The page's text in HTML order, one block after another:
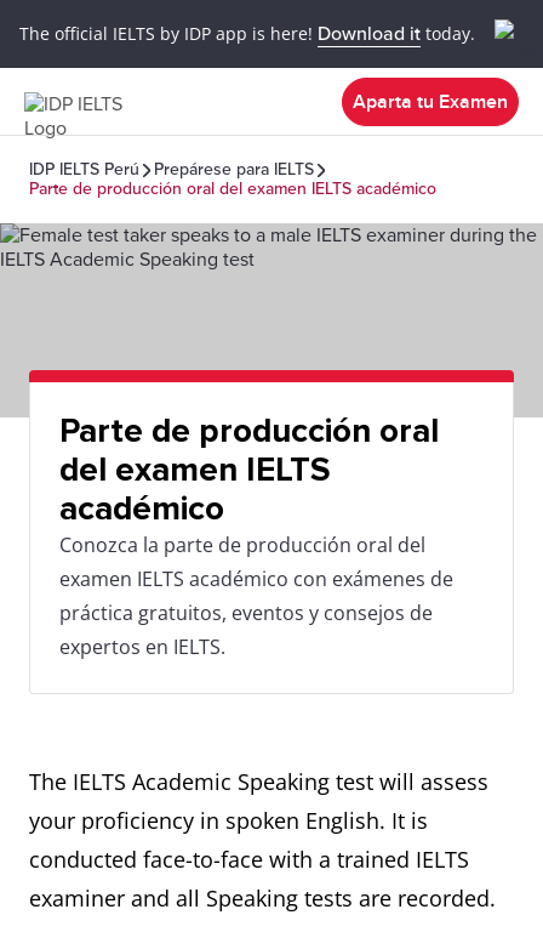
The official IELTS by IDP app is here! Download it today.
Aparta tu Examen
IDP IELTS Perú
Prepárese para IELTS
Parte de producción oral del examen IELTS académico
Parte de producción oral
del examen IELTS
académico
Conozca la parte de producción oral del
examen IELTS académico con exámenes de
práctica gratuitos, eventos y consejos de
expertos en IELTS.
The IELTS Academic Speaking test will assess
your proficiency in spoken English. It is
conducted face-to-face with a trained IELTS
examiner and all Speaking tests are recorded.